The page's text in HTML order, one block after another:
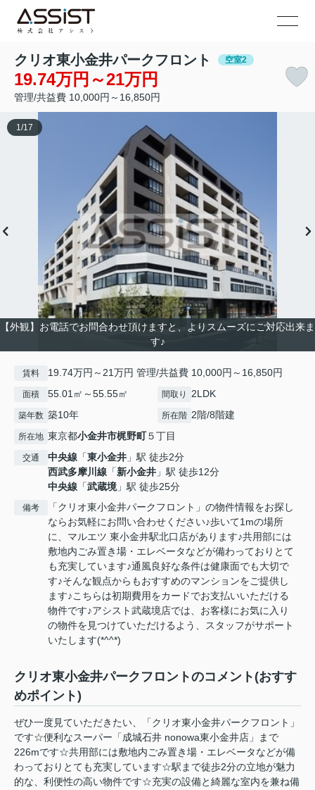
クリオ東小金井パークフロント 空室2
19.74万円～21万円
管理/共益費 10,000円～16,850円
【外観】お電話でお問合わせ頂けますと、よりスムーズにご対応出来ま
す♪
1 /17
賃料 19.74万円～21万円 管理/共益費 10,000円～16,850円
面積 55.01㎡～55.55㎡ 間取り 2LDK
築年数 築10年 所在階 2階/8階建
所在地 東京都小金井市梶野町５丁目
交通 中央線 「東小金井 」駅 徒歩2分
西武多摩川線 「新小金井 」駅 徒歩12分
中央線 「武蔵境」駅 徒歩25分
備考
「クリオ東小金井パークフロント」の物件情報をお探し
ならお気軽にお問い合わせください♪歩いて1mの場所
に、マルエツ 東小金井駅北口店があります♪共用部には
敷地内ごみ置き場・エレベータなどが備わっておりとて
も充実しています♪通風良好な条件は健康面でも大切で
す♪そんな観点からもおすすめのマンションをご提供し
ます♪こちらは初期費用をカードでお支払いいただける
物件です♪アシスト武蔵境店では、お客様にお気に入り
の物件を見つけていただけるよう、スタッフがサポート
いたします(*^^*)
クリオ東小金井パークフロントのコメント(おすす
めポイント)
ぜひ一度見ていただきたい、「クリオ東小金井パークフロント」
です☆便利なスーパー「成城石井 nonowa東小金井店」まで
226mです☆共用部には敷地内ごみ置き場・エレベータなどが備
わっておりとても充実しています☆駅まで徒歩2分の立地が魅力
的な、利便性の高い物件です☆充実の設備と綺麗な室内を兼ね備